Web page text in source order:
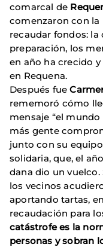
comarcal de
comenzaron con la
recaudar fondos: la
preparación, los
en año ha crecido
en Requena.
Después fue
rememoró cómo
mensaje “el
más gente
junto con su
solidaria, que, el
dana dio un
los vecinos
aportando tartas,
recaudación para
catástrofe es la
personas y sobran